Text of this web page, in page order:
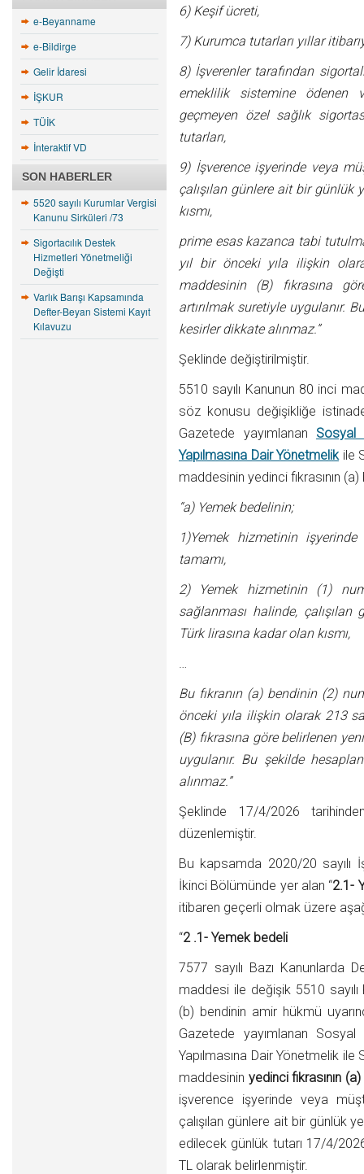
e-Beyanname
e-Bildirge
Gelir İdaresi
İŞKUR
TÜİK
İnteraktif VD
SON HABERLER
5520 sayılı Kurumlar Vergisi
Kanunu Sirküleri /73
Sigortacılık Destek
Hizmetleri Yönetmeliği
Değişti
Varlık Barışı Kapsamında
Defter-Beyan Sistemi Kayıt
Kılavuzu
6) Keşif ücreti,
7) Kurumca tutarları yıllar
8) İşverenler tarafından
emeklilik sistemine ödenen
geçmeyen özel sağlık
tutarları,
9) İşverence işyerinde veya
çalışılan günlere ait bir günlük
kısmı,
prime esas kazanca tabi
yıl bir önceki yıla ilişkin
maddesinin (B) fıkrasına
artırılmak suretiyle uygulanır.
kesirler dikkate alınmaz.”
Şeklinde değiştirilmiştir.
5510 sayılı Kanunun 80 inci
söz konusu değişikliğe
Gazetede yayımlanan Sosyal
Yapılmasına Dair Yönetmelikile
maddesinin yedinci fıkrasının
“a) Yemek bedelinin;
1)Yemek hizmetinin
tamamı,
2) Yemek hizmetinin (1)
sağlanması halinde,
Türk lirasına kadar olan kısmı,
…
Bu fıkranın (a) bendinin (2)
önceki yıla ilişkin olarak 213
(B) fıkrasına göre belirlenen
uygulanır. Bu şekilde
alınmaz.”
Şeklinde 17/4/2026
düzenlemiştir.
Bu kapsamda 2020/20 sayılı
İkinci Bölümünde yer alan “2.1-
itibaren geçerli olmak üzere
“2 .1- Yemek bedeli
7577 sayılı Bazı Kanunlarda
maddesi ile değişik 5510 sayılı
(b) bendinin amir hükmü
Gazetede yayımlanan
Yapılmasına Dair Yönetmelik
maddesinin yedinci fıkrasının
işverence işyerinde veya
çalışılan günlere ait bir günlük
edilecek günlük tutarı 17/4/
TL olarak belirlenmiştir.